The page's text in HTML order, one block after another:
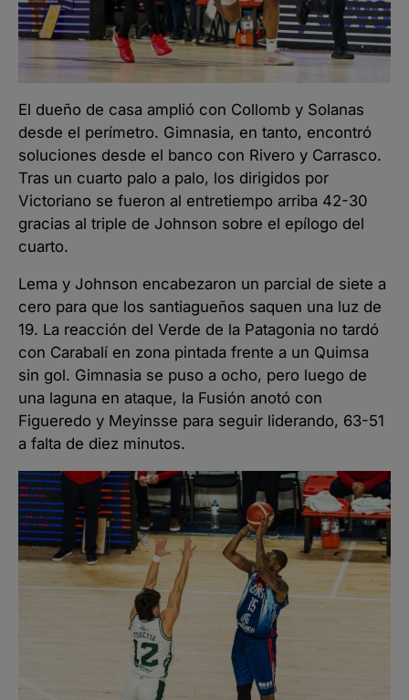
El dueño de casa amplió con Collomb y Solanas
desde el perímetro. Gimnasia, en tanto, encontró
soluciones desde el banco con Rivero y Carrasco.
Tras un cuarto palo a palo, los dirigidos por
Victoriano se fueron al entretiempo arriba 42-30
gracias al triple de Johnson sobre el epílogo del
cuarto.
Lema y Johnson encabezaron un parcial de siete a
cero para que los santiagueños saquen una luz de
19. La reacción del Verde de la Patagonia no tardó
con Carabalí en zona pintada frente a un Quimsa
sin gol. Gimnasia se puso a ocho, pero luego de
una laguna en ataque, la Fusión anotó con
Figueredo y Meyinsse para seguir liderando, 63-51
a falta de diez minutos.